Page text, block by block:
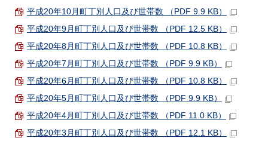
平成20年10月町丁別人口及び世帯数 （PDF 9.9 KB）
平成20年9月町丁別人口及び世帯数 （PDF 12.5 KB）
平成20年8月町丁別人口及び世帯数 （PDF 10.8 KB）
平成20年7月町丁別人口及び世帯数 （PDF 9.9 KB）
平成20年6月町丁別人口及び世帯数 （PDF 10.8 KB）
平成20年5月町丁別人口及び世帯数 （PDF 9.9 KB）
平成20年4月町丁別人口及び世帯数 （PDF 11.0 KB）
平成20年3月町丁別人口及び世帯数 （PDF 12.1 KB）